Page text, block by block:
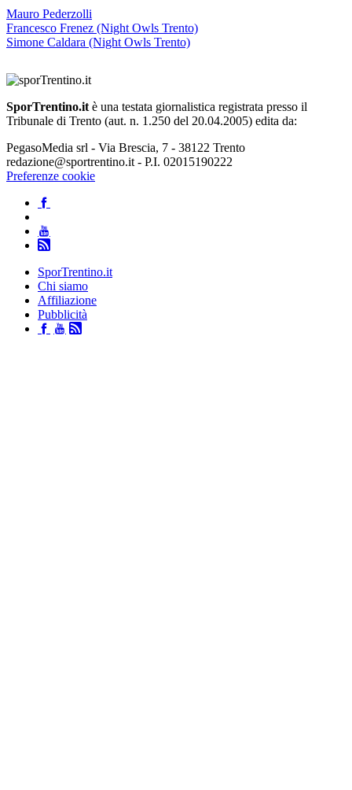
Mauro Pederzolli
Francesco Frenez (Night Owls Trento)
Simone Caldara (Night Owls Trento)
SporTrentino.it è una testata giornalistica registrata presso il
Tribunale di Trento (aut. n. 1.250 del 20.04.2005) edita da:
PegasoMedia srl - Via Brescia, 7 - 38122 Trento
redazione@sportrentino.it - P.I. 02015190222
Preferenze cookie
SporTrentino.it
Chi siamo
Affiliazione
Pubblicità